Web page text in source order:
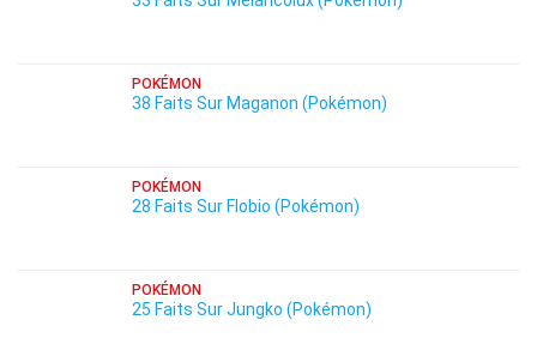
POKÉMON
38 Faits Sur Maganon (Pokémon)
POKÉMON
28 Faits Sur Flobio (Pokémon)
POKÉMON
25 Faits Sur Jungko (Pokémon)